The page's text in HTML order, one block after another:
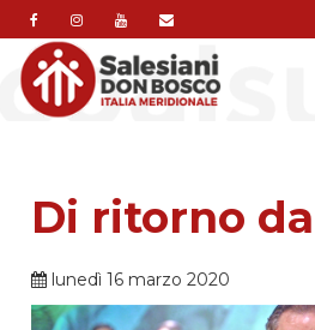
Di ritorno
lunedì 16 marzo 2020